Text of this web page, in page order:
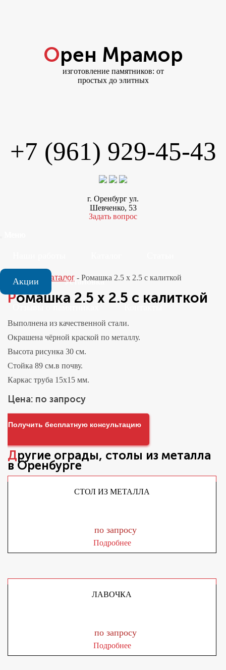
Орен Мрамор
изготовление памятников: от
простых до элитных
+7 (961) 929-45-43
г. Оренбург ул.
Шевченко, 53
Задать вопрос
Акции Установка
Главная Каталог - Ромашка 2.5 x 2.5 с калиткой
Ромашка 2.5 x 2.5 с калиткой
Выполнена из качественной стали.
Окрашена чёрной краской по металлу.
Высота рисунка 30 см.
Стойка 89 см.в почву.
Каркас труба 15х15 мм.
Цена: по запросу
Получить бесплатную консультацию
Другие ограды, столы из металла
в Оренбурге
СТОЛ ИЗ МЕТАЛЛА
по запросу
Подробнее
ЛАВОЧКА
по запросу
Подробнее